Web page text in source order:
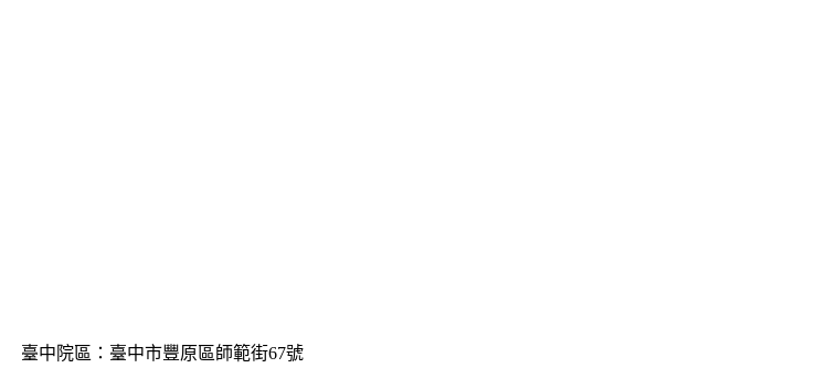
臺中院區：臺中市豐原區師範街67號